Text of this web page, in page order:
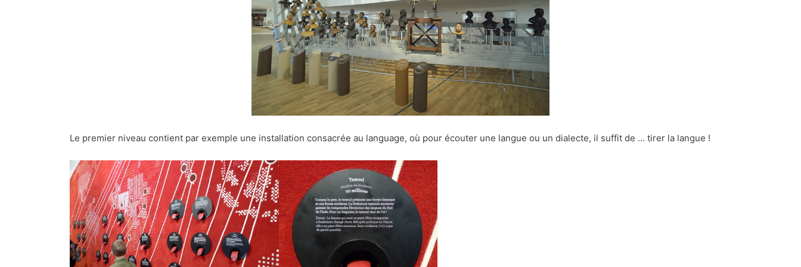
Le premier niveau contient par exemple une installation consacrée au language, où pour écouter une langue ou un dialecte, il suffit de … tirer la langue !